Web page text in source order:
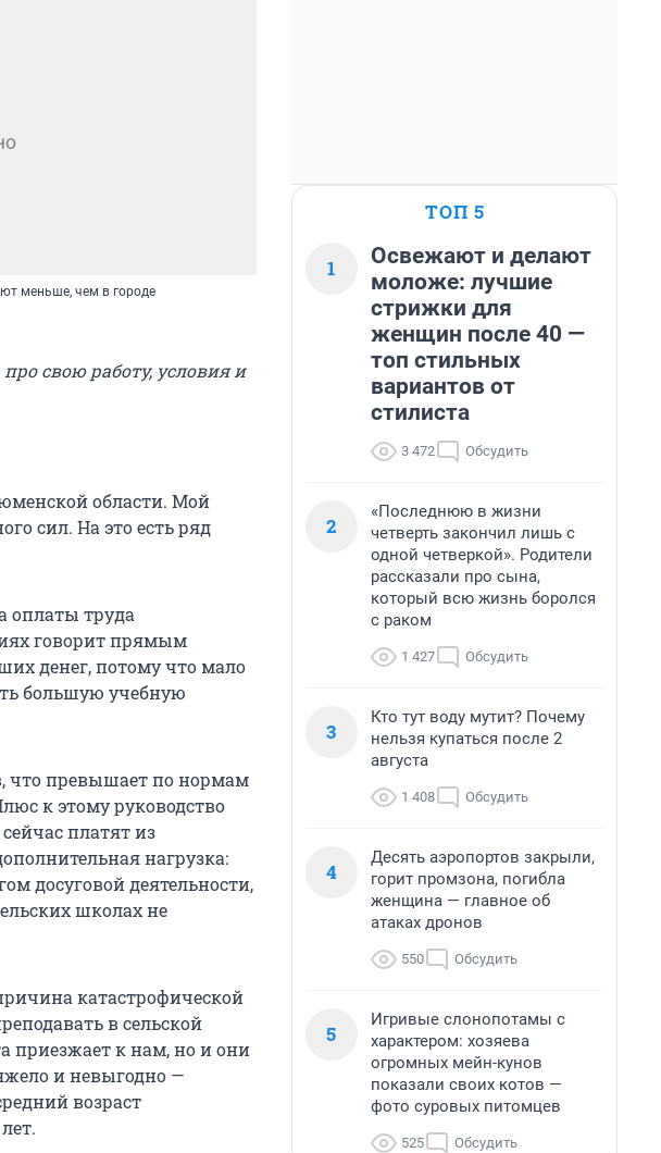
меньше, чем в городе
свою работу, условия и
области. Мой
сил. На это есть ряд
оплаты труда
говорит прямым
денег, потому что мало
большую учебную
что превышает по нормам
к этому руководство
платят из
нагрузка:
досуговой деятельности,
школах не
катастрофической
в сельской
приезжает к нам, но и они
и невыгодно —
возраст
ТОП 5
1
Освежают и делают
моложе: лучшие
стрижки для
женщин после 40 —
топ стильных
вариантов от
стилиста
3 472 Обсудить
2
«Последнюю в жизни
четверть закончил лишь с
одной четверкой». Родители
рассказали про сына,
который всю жизнь боролся
с раком
1 427 Обсудить
3
Кто тут воду мутит? Почему
нельзя купаться после 2
августа
1 408 Обсудить
4
Десять аэропортов закрыли,
горит промзона, погибла
женщина — главное об
атаках дронов
550 Обсудить
5
Игривые слонопотамы с
характером: хозяева
огромных мейн-кунов
показали своих котов —
фото суровых питомцев
525 Обсудить